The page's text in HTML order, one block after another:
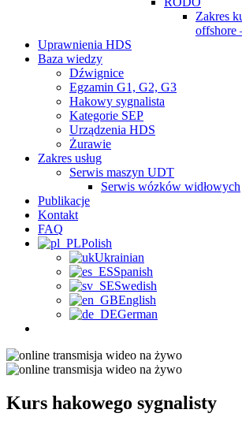
Zakres
offshore
Uprawnienia HDS
Baza wiedzy
Dźwignice
Egzamin G1, G2, G3
Hakowy sygnalista
Kategorie SEP
Urządzenia HDS
Żurawie
Zakres usług
Serwis maszyn UDT
Serwis wózków widłowych
Publikacje
Kontakt
FAQ
Polish
Ukrainian
Spanish
Swedish
English
German
Kurs hakowego sygnalisty